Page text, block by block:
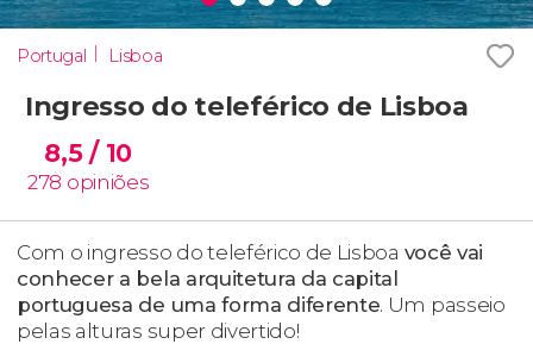
Portugal Lisboa
Ingresso do teleférico de Lisboa
8,5/ 10
278 opiniões
Com o ingresso do teleférico de Lisboa você vai
conhecer a bela arquitetura da capital
portuguesa de uma forma diferente. Um passeio
pelas alturas super divertido!